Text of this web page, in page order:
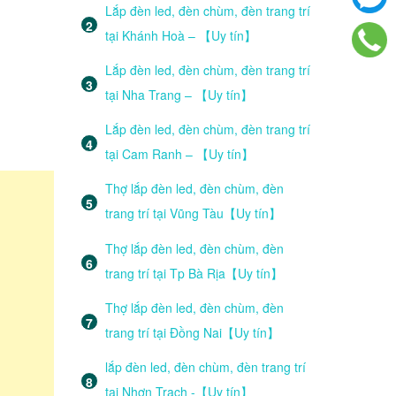
Lắp đèn led, đèn chùm, đèn trang trí
tại Khánh Hoà – 【Uy tín】
Lắp đèn led, đèn chùm, đèn trang trí
tại Nha Trang – 【Uy tín】
Lắp đèn led, đèn chùm, đèn trang trí
tại Cam Ranh – 【Uy tín】
Thợ lắp đèn led, đèn chùm, đèn
trang trí tại Vũng Tàu【Uy tín】
Thợ lắp đèn led, đèn chùm, đèn
trang trí tại Tp Bà Rịa【Uy tín】
Thợ lắp đèn led, đèn chùm, đèn
trang trí tại Đồng Nai【Uy tín】
lắp đèn led, đèn chùm, đèn trang trí
tại Nhơn Trạch -【Uy tín】